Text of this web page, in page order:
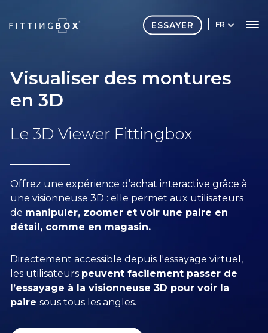
FR
ESSAYER
Visualiser des montures
en 3D
Le 3D Viewer Fittingbox
Offrez une expérience d’achat interactive grâce à
une visionneuse 3D : elle permet aux utilisateurs
de manipuler, zoomer et voir une paire en
détail, comme en magasin.
Directement accessible depuis l'essayage virtuel,
les utilisateurs peuvent facilement passer de
l’essayage à la visionneuse 3D pour voir la
paire sous tous les angles.